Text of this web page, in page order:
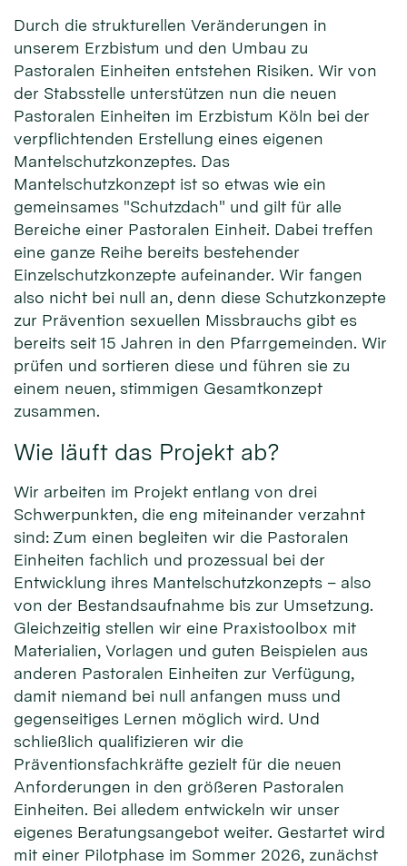
Durch die strukturellen Veränderungen in
unserem Erzbistum und den Umbau zu
Pastoralen Einheiten entstehen Risiken. Wir von
der Stabsstelle unterstützen nun die neuen
Pastoralen Einheiten im Erzbistum Köln bei der
verpflichtenden Erstellung eines eigenen
Mantelschutzkonzeptes. Das
Mantelschutzkonzept ist so etwas wie ein
gemeinsames "Schutzdach" und gilt für alle
Bereiche einer Pastoralen Einheit. Dabei treffen
eine ganze Reihe bereits bestehender
Einzelschutzkonzepte aufeinander. Wir fangen
also nicht bei null an, denn diese Schutzkonzepte
zur Prävention sexuellen Missbrauchs gibt es
bereits seit 15 Jahren in den Pfarrgemeinden. Wir
prüfen und sortieren diese und führen sie zu
einem neuen, stimmigen Gesamtkonzept
zusammen.
Wie läuft das Projekt ab?
Wir arbeiten im Projekt entlang von drei
Schwerpunkten, die eng miteinander verzahnt
sind: Zum einen begleiten wir die Pastoralen
Einheiten fachlich und prozessual bei der
Entwicklung ihres Mantelschutzkonzepts – also
von der Bestandsaufnahme bis zur Umsetzung.
Gleichzeitig stellen wir eine Praxistoolbox mit
Materialien, Vorlagen und guten Beispielen aus
anderen Pastoralen Einheiten zur Verfügung,
damit niemand bei null anfangen muss und
gegenseitiges Lernen möglich wird. Und
schließlich qualifizieren wir die
Präventionsfachkräfte gezielt für die neuen
Anforderungen in den größeren Pastoralen
Einheiten. Bei alledem entwickeln wir unser
eigenes Beratungsangebot weiter. Gestartet wird
mit einer Pilotphase im Sommer 2026, zunächst